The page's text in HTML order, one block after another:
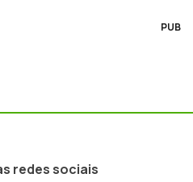
PUB
redes sociais